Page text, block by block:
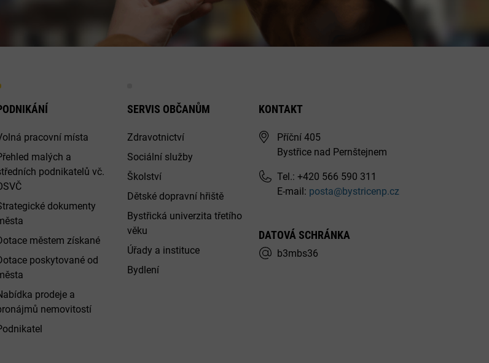
pracovní místa
malých a
podnikatelů vč.
dokumenty
městem získané
poskytované od
prodeje a
nemovitostí
SERVIS OBČANŮM
Zdravotnictví
Sociální služby
Školství
Dětské dopravní hřiště
Bystřická univerzita třetího
věku
Úřady a instituce
Bydlení
KONTAKT
Příční 405
Bystřice nad Pernštejnem
Tel.: +420 566 590 311
E-mail: posta@bystricenp.cz
DATOVÁ SCHRÁNKA
b3mbs36